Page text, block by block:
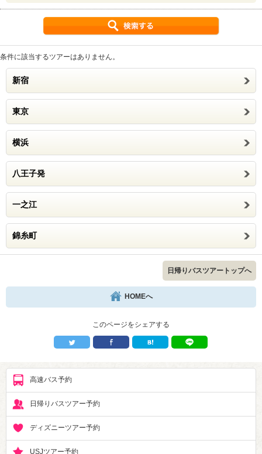
条件に該当するツアーはありません。
新宿
東京
横浜
八王子発
一之江
錦糸町
日帰りバスツアートップへ
HOMEへ
このページをシェアする
高速バス予約
日帰りバスツアー予約
ディズニーツアー予約
USJツアー予約